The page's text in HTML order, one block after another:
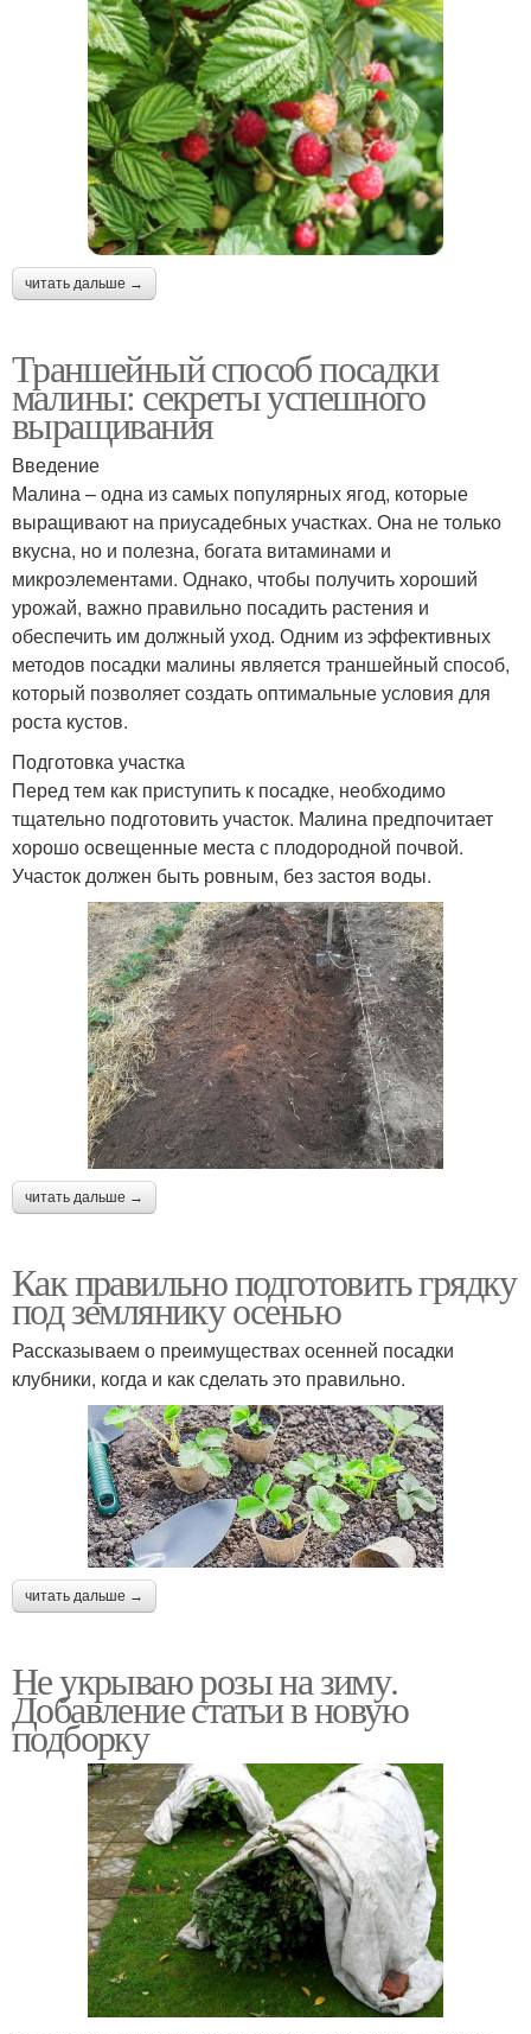
читать дальше →
Траншейный способ посадки
малины: секреты успешного
выращивания
Введение
Малина – одна из самых популярных ягод, которые
выращивают на приусадебных участках. Она не только
вкусна, но и полезна, богата витаминами и
микроэлементами. Однако, чтобы получить хороший
урожай, важно правильно посадить растения и
обеспечить им должный уход. Одним из эффективных
методов посадки малины является траншейный способ,
который позволяет создать оптимальные условия для
роста кустов.
Подготовка участка
Перед тем как приступить к посадке, необходимо
тщательно подготовить участок. Малина предпочитает
хорошо освещенные места с плодородной почвой.
Участок должен быть ровным, без застоя воды.
читать дальше →
Как правильно подготовить грядку
под землянику осенью
Рассказываем о преимуществах осенней посадки
клубники, когда и как сделать это правильно.
читать дальше →
Не укрываю розы на зиму.
Добавление статьи в новую
подборку